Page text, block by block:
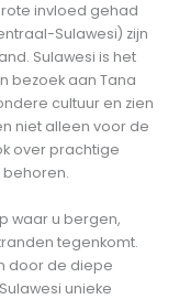
invloed gehad
Sulawesi) zijn
Sulawesi is het
bezoek aan Tana
cultuur en zien
niet alleen voor de
over prachtige
waar u bergen,
tegenkomt.
door de diepe
unieke